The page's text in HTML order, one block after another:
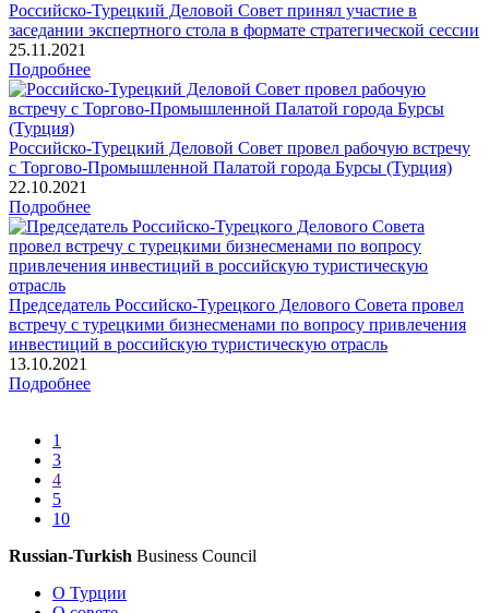
Российско-Турецкий Деловой Совет принял участие в
заседании экспертного стола в формате стратегической сессии
25.11.2021
Подробнее
Российско-Турецкий Деловой Совет провел рабочую встречу
с Торгово-Промышленной Палатой города Бурсы (Турция)
22.10.2021
Подробнее
Председатель Российско-Турецкого Делового Совета провел
встречу с турецкими бизнесменами по вопросу привлечения
инвестиций в российскую туристическую отрасль
13.10.2021
Подробнее
1
3
4
5
10
Russian-Turkish Business Council
О Турции